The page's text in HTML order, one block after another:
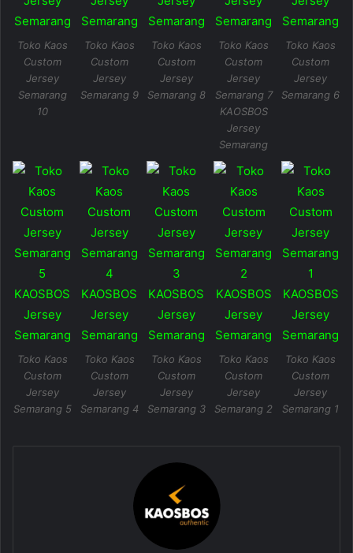
Toko Kaos
Custom
Jersey
Semarang
10
Toko Kaos
Custom
Jersey
Semarang 9
Toko Kaos
Custom
Jersey
Semarang 8
Toko Kaos
Custom
Jersey
Semarang 7
KAOSBOS
Jersey
Semarang
Toko Kaos
Custom
Jersey
Semarang 6
Toko Kaos
Custom
Jersey
Semarang 5
Toko Kaos
Custom
Jersey
Semarang 4
Toko Kaos
Custom
Jersey
Semarang 3
Toko Kaos
Custom
Jersey
Semarang 2
Toko Kaos
Custom
Jersey
Semarang 1